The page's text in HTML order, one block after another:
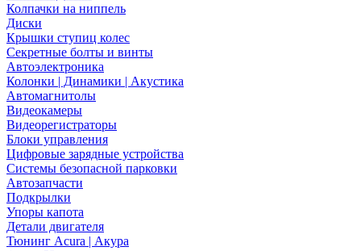
Колпачки на ниппель
Диски
Крышки ступиц колес
Секретные болты и винты
Автоэлектроника
Колонки | Динамики | Акустика
Автомагнитолы
Видеокамеры
Видеорегистраторы
Блоки управления
Цифровые зарядные устройства
Системы безопасной парковки
Автозапчасти
Подкрылки
Упоры капота
Детали двигателя
Тюнинг Acura | Акура